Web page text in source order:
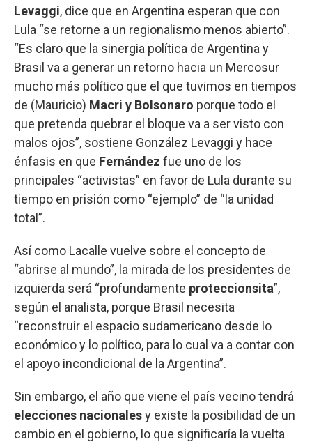
Levaggi, dice que en Argentina esperan que con
Lula “se retorne a un regionalismo menos abierto”.
“Es claro que la sinergia política de Argentina y
Brasil va a generar un retorno hacia un Mercosur
mucho más político que el que tuvimos en tiempos
de (Mauricio) Macri y Bolsonaro porque todo el
que pretenda quebrar el bloque va a ser visto con
malos ojos”, sostiene González Levaggi y hace
énfasis en que Fernández fue uno de los
principales “activistas” en favor de Lula durante su
tiempo en prisión como “ejemplo” de “la unidad
total”.
Así como Lacalle vuelve sobre el concepto de
“abrirse al mundo”, la mirada de los presidentes de
izquierda será “profundamente proteccionsita”,
según el analista, porque Brasil necesita
“reconstruir el espacio sudamericano desde lo
económico y lo político, para lo cual va a contar con
el apoyo incondicional de la Argentina”.
Sin embargo, el año que viene el país vecino tendrá
elecciones nacionalesy existe la posibilidad de un
cambio en el gobierno, lo que significaría la vuelta